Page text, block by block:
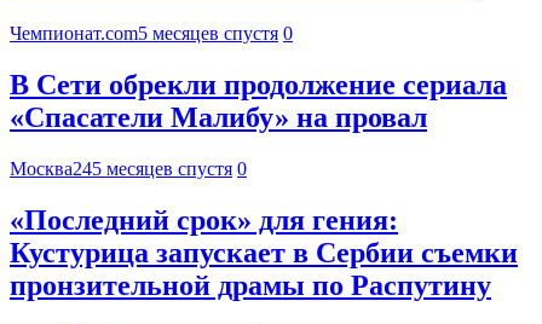
Чемпионат.com5 месяцев спустя 0
В Сети обрекли продолжение сериала
«Спасатели Малибу» на провал
Москва245 месяцев спустя 0
«Последний срок» для гения:
Кустурица запускает в Сербии съемки
пронзительной драмы по Распутину